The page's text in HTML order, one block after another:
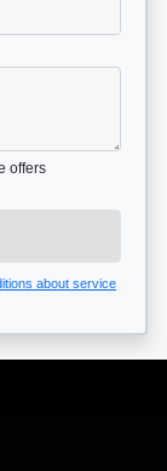
offers
about service